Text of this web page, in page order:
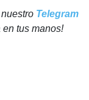
Telegram
tus manos!